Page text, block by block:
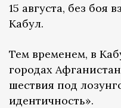
15 августа, без боя
Кабул.
Тем временем, в
городах
шествия под
идентичность».